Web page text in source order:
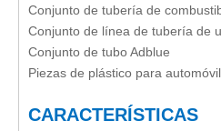
Conjunto de tubería de
Conjunto de línea de tubería de
Conjunto de tubo Adblue
Piezas de plástico para
CARACTERÍSTICAS